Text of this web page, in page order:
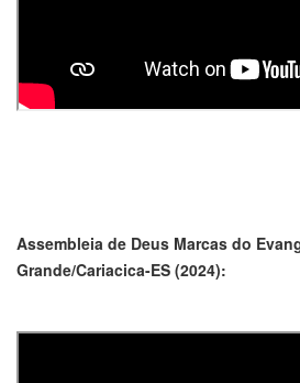
Assembleia de Deus Marcas do
Grande/Cariacica-ES (2024):